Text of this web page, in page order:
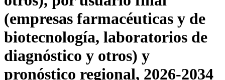
(empresas farmacéuticas y de
biotecnología, laboratorios de
diagnóstico y otros) y
pronóstico regional, 2026-2034